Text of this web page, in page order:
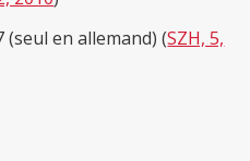
(seul en allemand) (SZH, 5,